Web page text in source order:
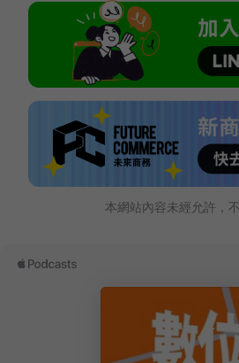
本網站內容未經允許，不